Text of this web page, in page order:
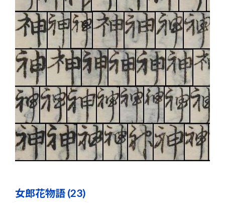
女郎花物語 (23)